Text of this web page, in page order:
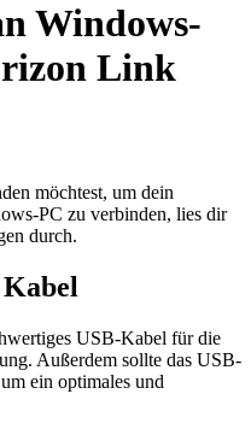
Windows-
Link
möchtest, um dein
PC zu verbinden, lies dir
durch.
USB-Kabel für die
Außerdem sollte das USB-
ein optimales und